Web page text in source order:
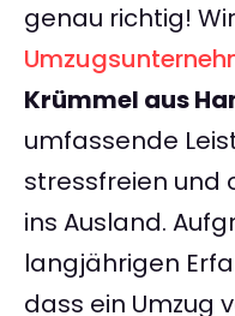
genau richtig!
Krümmel aus
umfassende
stressfreien und
ins Ausland.
langjährigen
dass ein Umzug